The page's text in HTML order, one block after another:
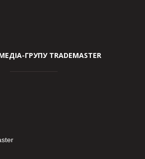
ГРУПУ TRADEMASTER